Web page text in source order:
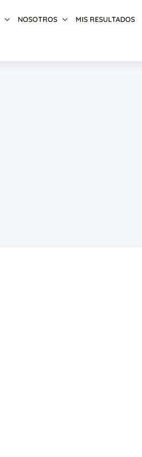
NOSOTROS MIS RESULTADOS